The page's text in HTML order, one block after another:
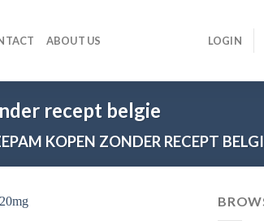
ABOUT US LOGIN
recept belgie
KOPEN ZONDER RECEPT